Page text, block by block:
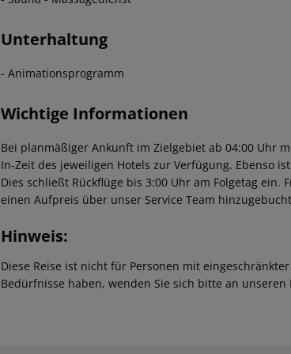
Unterhaltung
- Animationsprogramm
Wichtige Informationen
Bei planmäßiger Ankunft im Zielgebiet ab 04:00 Uhr
In-Zeit des jeweiligen Hotels zur Verfügung. Ebenso
Dies schließt Rückflüge bis 3:00 Uhr am Folgetag
einen Aufpreis über unser Service Team
Hinweis:
Diese Reise ist nicht für Personen mit
Bedürfnisse haben, wenden Sie sich bitte an